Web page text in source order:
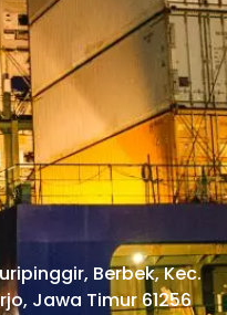
Berbek, Kec.
Jawa Timur 61256